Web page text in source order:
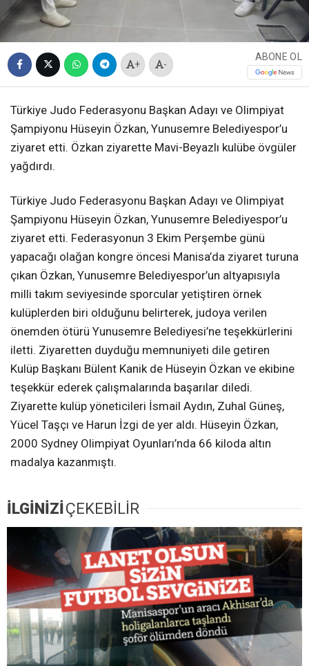
+ -
ABONE OL
Türkiye Judo Federasyonu Başkan Adayı ve Olimpiyat
Şampiyonu Hüseyin Özkan, Yunusemre Belediyespor’u
ziyaret etti. Özkan ziyarette Mavi-Beyazlı kulübe övgüler
yağdırdı.
Türkiye Judo Federasyonu Başkan Adayı ve Olimpiyat
Şampiyonu Hüseyin Özkan, Yunusemre Belediyespor’u
ziyaret etti. Federasyonun 3 Ekim Perşembe günü
yapacağı olağan kongre öncesi Manisa’da ziyaret turuna
çıkan Özkan, Yunusemre Belediyespor’un altyapısıyla
milli takım seviyesinde sporcular yetiştiren örnek
kulüplerden biri olduğunu belirterek, judoya verilen
önemden ötürü Yunusemre Belediyesi’ne teşekkürlerini
iletti. Ziyaretten duyduğu memnuniyeti dile getiren
Kulüp Başkanı Bülent Kanik de Hüseyin Özkan ve ekibine
teşekkür ederek çalışmalarında başarılar diledi.
Ziyarette kulüp yöneticileri İsmail Aydın, Zuhal Güneş,
Yücel Taşçı ve Harun İzgi de yer aldı. Hüseyin Özkan,
2000 Sydney Olimpiyat Oyunları’nda 66 kiloda altın
madalya kazanmıştı.
İLGİNİZİÇEKEBİLİR